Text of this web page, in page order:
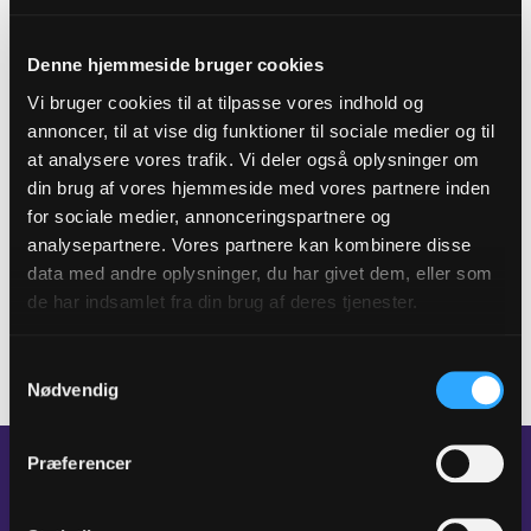
Denne hjemmeside bruger cookies
Vi bruger cookies til at tilpasse vores indhold og
annoncer, til at vise dig funktioner til sociale medier og til
at analysere vores trafik. Vi deler også oplysninger om
din brug af vores hjemmeside med vores partnere inden
for sociale medier, annonceringspartnere og
analysepartnere. Vores partnere kan kombinere disse
data med andre oplysninger, du har givet dem, eller som
de har indsamlet fra din brug af deres tjenester.
Nødvendig
Præferencer
sammenhørende og grundlæggende fænomener. Han
det ser rent, og så mennesket kan rette sin
opmærksomhed mod Gud. Håbet består i en tro på det
gode og en forhåbning om, at lidelsen ophører, og håbet
er dermed afgørende for, at vi kan holde ud og udleve
vores længsel efter Gud, som ifølge Augustin er det,
kærligheden består i. Der skal altså med andre ord håb og
kærlighed til for, at vi kan skue Gud. Håbet ledsager
En dyd eller en